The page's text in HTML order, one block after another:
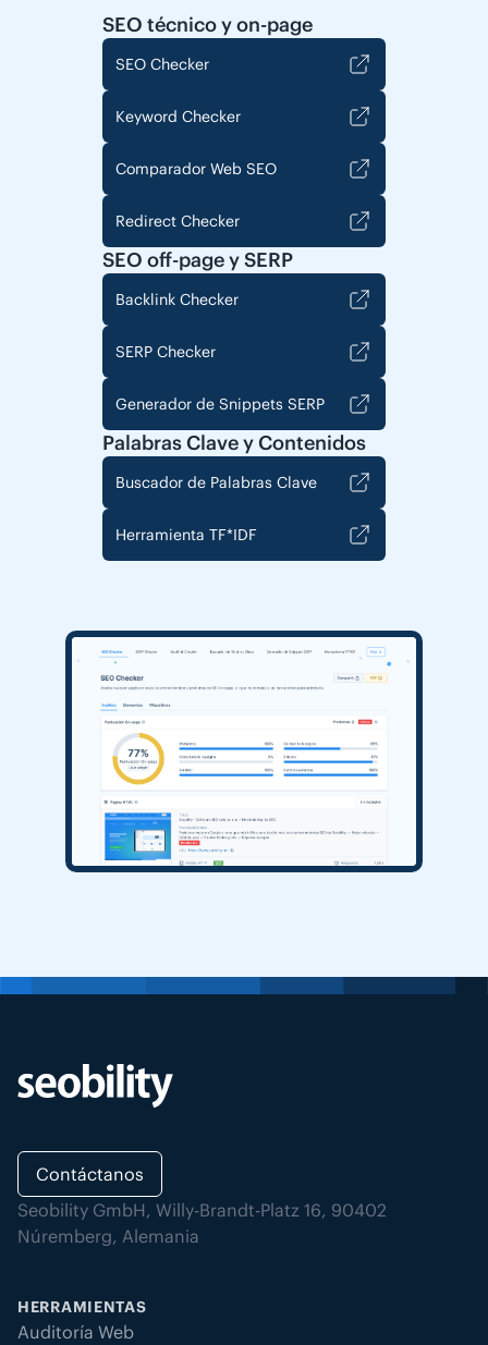
SEO técnico y on-page
SEO Checker
Keyword Checker
Comparador Web SEO
Redirect Checker
SEO off-page y SERP
Backlink Checker
SERP Checker
Generador de Snippets SERP
Palabras Clave y Contenidos
Buscador de Palabras Clave
Herramienta TF*IDF
Contáctanos
Seobility GmbH, Willy-Brandt-Platz 16, 90402
Núremberg, Alemania
HERRAMIENTAS
Auditoría Web